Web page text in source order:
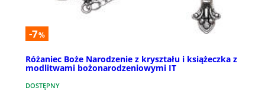
-7%
Różaniec Boże Narodzenie z kryształu i książeczka z
modlitwami bożonarodzeniowymi IT
DOSTĘPNY